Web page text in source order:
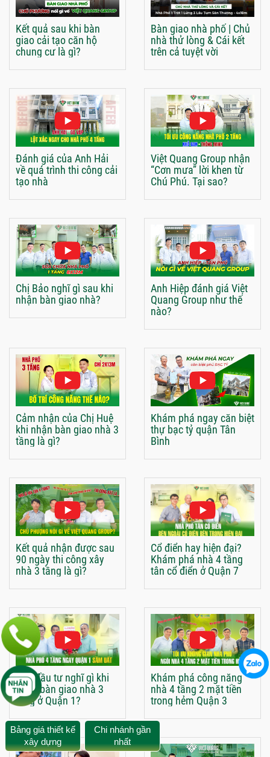
Kết quả sau khi bàn
giao cải tạo căn hộ
chung cư là gì?
Bàn giao nhà phố | Chủ
nhà thử lòng & Cái kết
trên cả tuyệt vời
Đánh giá của Anh Hải
về quá trình thi công cải
tạo nhà
Việt Quang Group nhận
“Cơn mưa” lời khen từ
Chú Phú. Tại sao?
Chị Bảo nghĩ gì sau khi
nhận bàn giao nhà?
Anh Hiệp đánh giá Việt
Quang Group như thế
nào?
Cảm nhận của Chị Huệ
khi nhận bàn giao nhà 3
tầng là gì?
Khám phá ngay căn biệt
thự bạc tỷ quận Tân
Bình
Kết quả nhận được sau
90 ngày thi công xây
nhà 3 tầng là gì?
Cổ điển hay hiện đại?
Khám phá nhà 4 tầng
tân cổ điển ở Quận 7
Chủ đầu tư nghĩ gì khi
nhận bàn giao nhà 3
tầng ở Quận 1?
Khám phá công năng
nhà 4 tầng 2 mặt tiền
trong hẻm Quận 3
Bảng giá thiết kế
xây dựng
Chi nhánh gần
nhất